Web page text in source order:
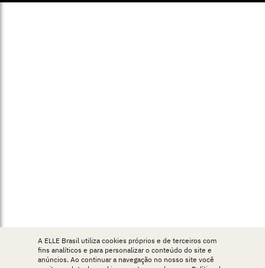
A ELLE Brasil utiliza cookies próprios e de terceiros com
fins analíticos e para personalizar o conteúdo do site e
anúncios. Ao continuar a navegação no nosso site você